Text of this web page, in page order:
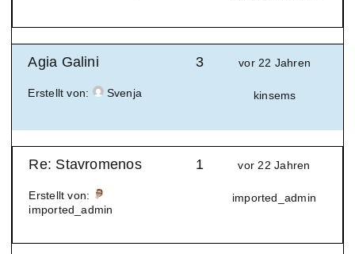
Agia Galini
Erstellt von: Svenja
3 vor 22 Jahren
kinsems
Re: Stavromenos
Erstellt von:
imported_admin
1 vor 22 Jahren
imported_admin